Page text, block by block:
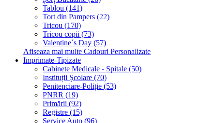
Tablou (141)
Tort din Pampers (22)
Tricou (170)
Tricou copii (73)
Valentine´s Day (57)
Afiseaza mai multe Cadouri Personalizate
Imprimate-Tipizate
Cabinete Medicale - Spitale (50)
Instituții Școlare (70)
Penitenciare-Poliție (53)
PNRR (19)
Primării (92)
Registre (15)
Service Auto (96)